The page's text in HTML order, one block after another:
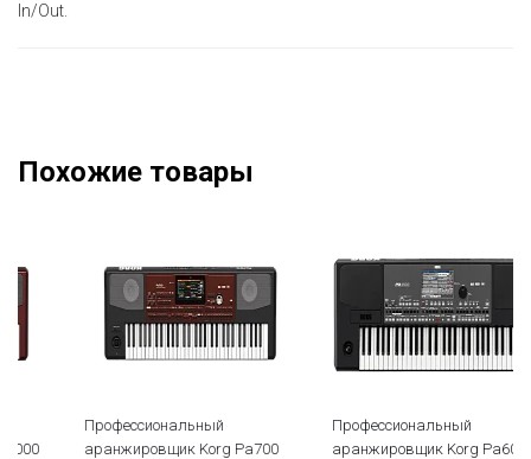
In/Out.
Похожие товары
Профессиональный
аранжировщик Korg Pa700
Профессиональный
аранжировщик Korg Pa600